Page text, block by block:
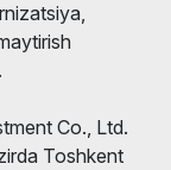
Co., Ltd.
Toshkent